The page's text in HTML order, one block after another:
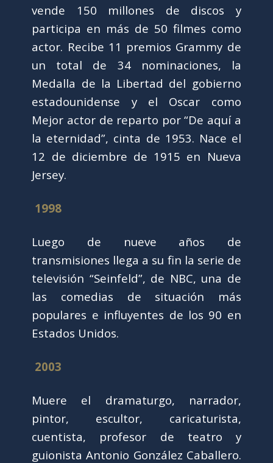
vende 150 millones de discos y
participa en más de 50 filmes como
actor. Recibe 11 premios Grammy de
un total de 34 nominaciones, la
Medalla de la Libertad del gobierno
estadounidense y el Oscar como
Mejor actor de reparto por “De aquí a
la eternidad”, cinta de 1953. Nace el
12 de diciembre de 1915 en Nueva
Jersey.
1998
Luego de nueve años de
transmisiones llega a su fin la serie de
televisión “Seinfeld”, de NBC, una de
las comedias de situación más
populares e influyentes de los 90 en
Estados Unidos.
2003
Muere el dramaturgo, narrador,
pintor, escultor, caricaturista,
cuentista, profesor de teatro y
guionista Antonio González Caballero.